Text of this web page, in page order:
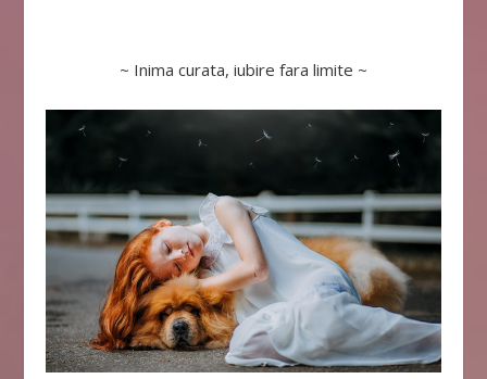
~ Inima curata, iubire fara limite ~